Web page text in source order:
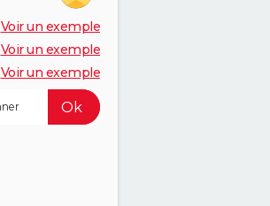
Voir un exemple
Voir un exemple
Voir un exemple